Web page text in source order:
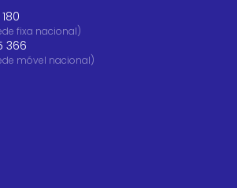
fixa nacional)
366
móvel nacional)